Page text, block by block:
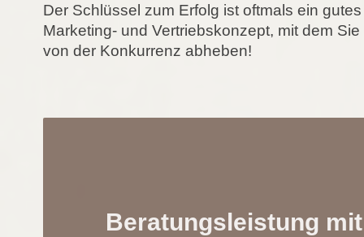
Der Schlüssel zum Erfolg ist oftmals ein gutes
Marketing- und Vertriebskonzept, mit dem Sie
von der Konkurrenz abheben!
Beratungsleistung